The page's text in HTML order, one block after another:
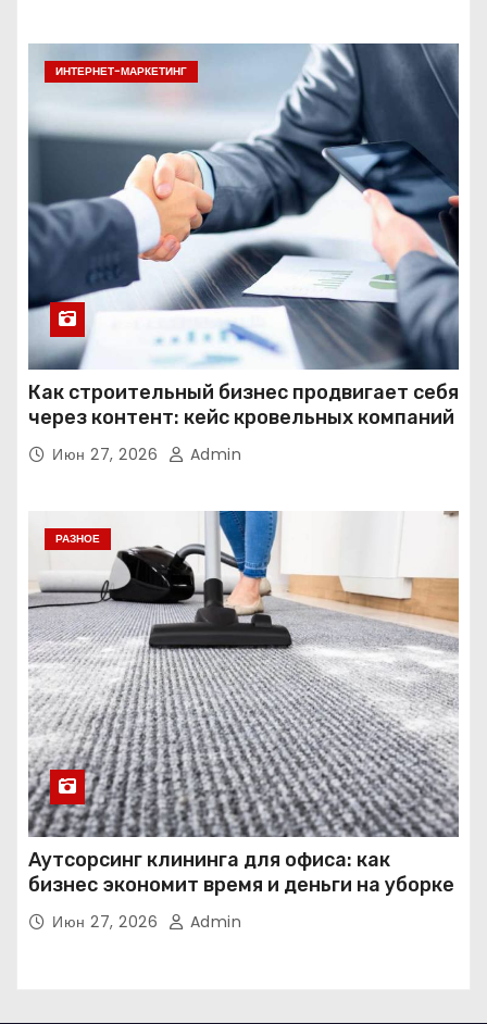
ИНТЕРНЕТ-МАРКЕТИНГ
Как строительный бизнес продвигает себя
через контент: кейс кровельных компаний
Июн 27, 2026 Admin
РАЗНОЕ
Аутсорсинг клининга для офиса: как
бизнес экономит время и деньги на уборке
Июн 27, 2026 Admin